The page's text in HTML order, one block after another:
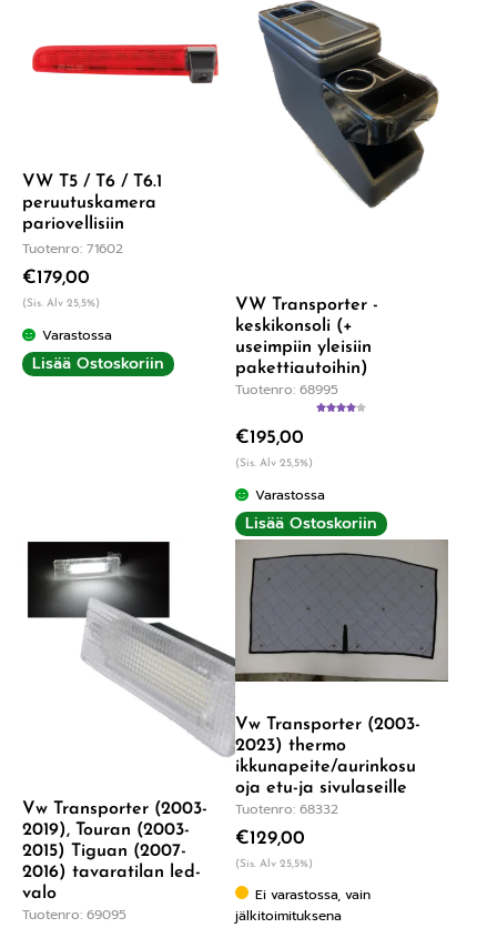
VW T5 / T6 / T6.1
peruutuskamera
pariovellisiin
Tuotenro: 71602
€179,00
(Sis. Alv 25,5%)
Varastossa
Lisää Ostoskoriin
VW Transporter -
keskikonsoli (+
useimpiin yleisiin
pakettiautoihin)
Tuotenro: 68995
€195,00
(Sis. Alv 25,5%)
Varastossa
Lisää Ostoskoriin
Vw Transporter (2003-
2019), Touran (2003-
2015) Tiguan (2007-
2016) tavaratilan led-
valo
Tuotenro: 69095
Vw Transporter (2003-
2023) thermo
ikkunapeite/aurinkosu
oja etu-ja sivulaseille
Tuotenro: 68332
€129,00
(Sis. Alv 25,5%)
Ei varastossa, vain
jälkitoimituksena